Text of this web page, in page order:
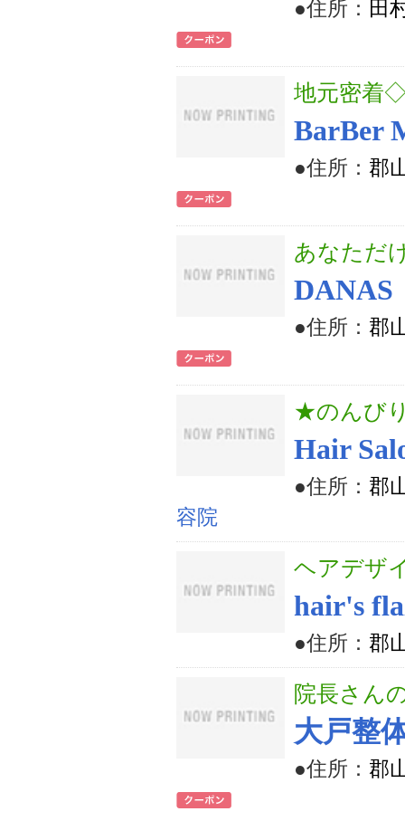
●住所： 田
地元密着
BarBer
●住所： 郡
あなただ
DANAS
●住所： 郡
★のんび
Hair
●住所： 郡
容院
ヘアデザ
hair's
●住所： 郡
院長さん
大戸整
●住所： 郡